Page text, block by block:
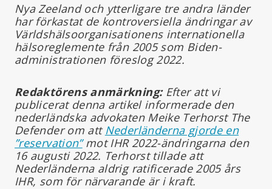
Nya Zeeland och ytterligare tre andra länder
har förkastat de kontroversiella ändringar av
Världshälsoorganisationens internationella
hälsoreglemente från 2005 som Biden-
administrationen föreslog 2022.
Redaktörens anmärkning:Efter att vi
publicerat denna artikel informerade den
nederländska advokaten Meike Terhorst The
Defender om att Nederländerna gjorde en
”reservation”mot IHR 2022-ändringarna den
16 augusti 2022. Terhorst tillade att
Nederländerna aldrig ratificerade 2005 års
IHR, som för närvarande är i kraft.